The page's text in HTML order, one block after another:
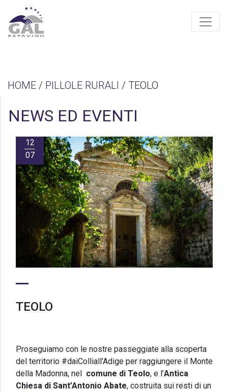
HOME / PILLOLE RURALI / TEOLO
NEWS ED EVENTI
12
07
TEOLO
Proseguiamo con le nostre passeggiate alla scoperta
del territorio #daiColliall’Adige per raggiungere il Monte
della Madonna, nel comune di Teolo, e l’Antica
Chiesa di Sant’Antonio Abate, costruita sui resti di un